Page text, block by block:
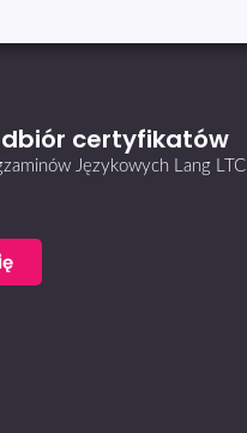
certyfikatów
Językowych Lang LTC